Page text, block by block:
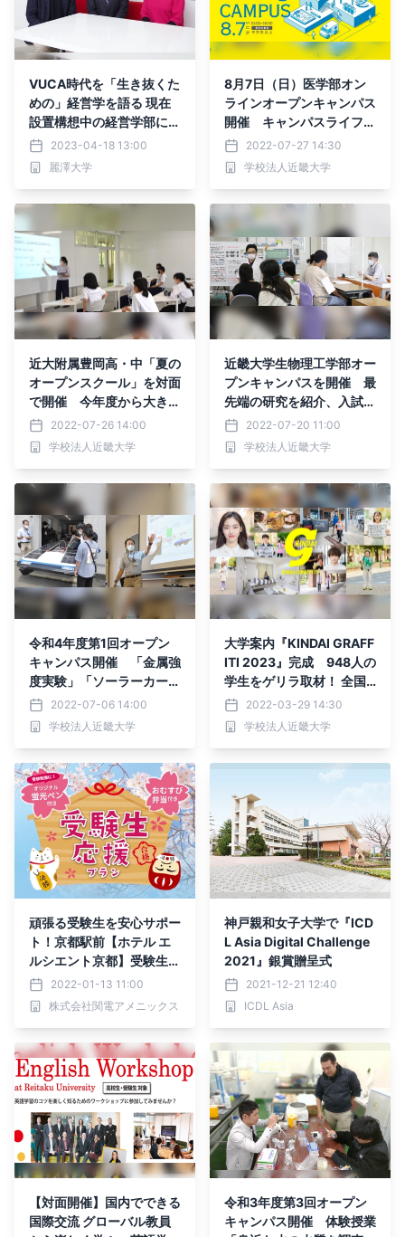
VUCA時代を「生き抜くた
めの」経営学を語る 現在
設置構想中の経営学部に関
する特別対談記事を公開
2023-04-18 13:00
麗澤大学
8月7日（日）医学部オン
ラインオープンキャンパス
開催 キャンパスライフを
リアルに体感する動画コン
テンツを多数配信
2022-07-27 14:30
学校法人近畿大学
近大附属豊岡高・中「夏の
オープンスクール」を対面
で開催 今年度から大きく
変わった高校「特進コー
ス」説明会も実施
2022-07-26 14:00
学校法人近畿大学
近畿大学生物理工学部オー
プンキャンパスを開催 最
先端の研究を紹介、入試に
役立つ講演会も実施
2022-07-20 11:00
学校法人近畿大学
令和4年度第1回オープン
キャンパス開催 「金属強
度実験」「ソーラーカー入
門講座」など体験イベント
を実施
2022-07-06 14:00
学校法人近畿大学
大学案内『KINDAI GRAFF
ITI 2023』完成 948人の
学生をゲリラ取材！ 全国
有名書店でも発売
2022-03-29 14:30
学校法人近畿大学
頑張る受験生を安心サポー
ト！京都駅前【ホテル エ
ルシエント京都】受験生応
援プラン販売中！
2022-01-13 11:00
株式会社関電アメニックス
神戸親和女子大学で『ICD
L Asia Digital Challenge
2021』銀賞贈呈式
2021-12-21 12:40
ICDL Asia
【対面開催】国内でできる
国際交流 グローバル教員
令和3年度第3回オープン
キャンパス開催 体験授業